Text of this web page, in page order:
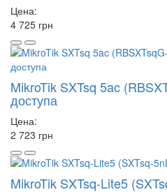
Цена:
4 725 грн
MikroTik SXTsq 5ac
доступа
Цена:
2 723 грн
MikroTik SXTsq-Lite5